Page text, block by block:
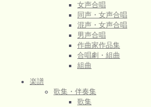
女声合唱
同声・女声合唱
混声・女声合唱
男声合唱
作曲家作品集
合唱劇・組曲
組曲
楽譜
歌集・伴奏集
歌集